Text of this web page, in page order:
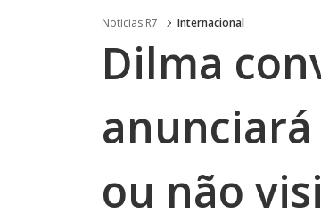
Noticias R7 Internacional
Dilma
anunciará
ou não